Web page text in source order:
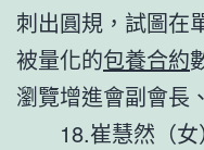
刺出圓規，試圖在
被量化的包養合約
瀏覽增進會副會長
18.崔慧然（